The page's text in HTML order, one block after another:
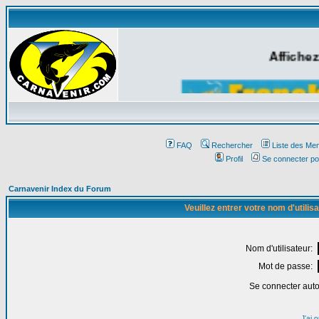
FAQ Rechercher
Liste des
Profil
Se connecter
Carnavenir Index du Forum
Veuillez entrer votre nom
Nom d'utilisateur:
Mot de passe:
Se connecter